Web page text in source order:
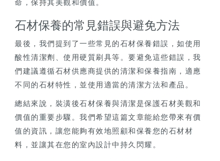
命，保持其美觀和價值。
石材保養的常見錯誤與避免方法
最後，我們提到了一些常見的石材保養錯誤，如使用
酸性清潔劑、使用硬質刷具等。要避免這些錯誤，我
們建議遵循石材供應商提供的清潔和保養指南，適應
不同的石材特性，並使用適當的清潔方法和產品。
總結來說，裝潢後石材保養與清潔是保護石材美觀和
價值的重要步驟。我們希望這篇文章能給您帶來有價
值的資訊，讓您能夠有效地照顧和保養您的石材材
料，並讓其在您的室內設計中持久閃耀。